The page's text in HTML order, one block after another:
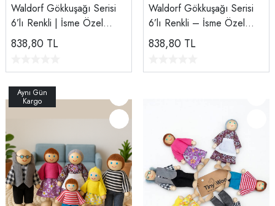
Waldorf Gökkuşağı Serisi
6’lı Renkli | İsme Özel
Ahşap Gökkuşağı | Doğal
Montessori Oyuncak
838,80 TL
Waldorf Gökkuşağı Serisi
6’lı Renkli – İsme Özel
Ahşap Gökkuşağı Pastel
Renk
838,80 TL